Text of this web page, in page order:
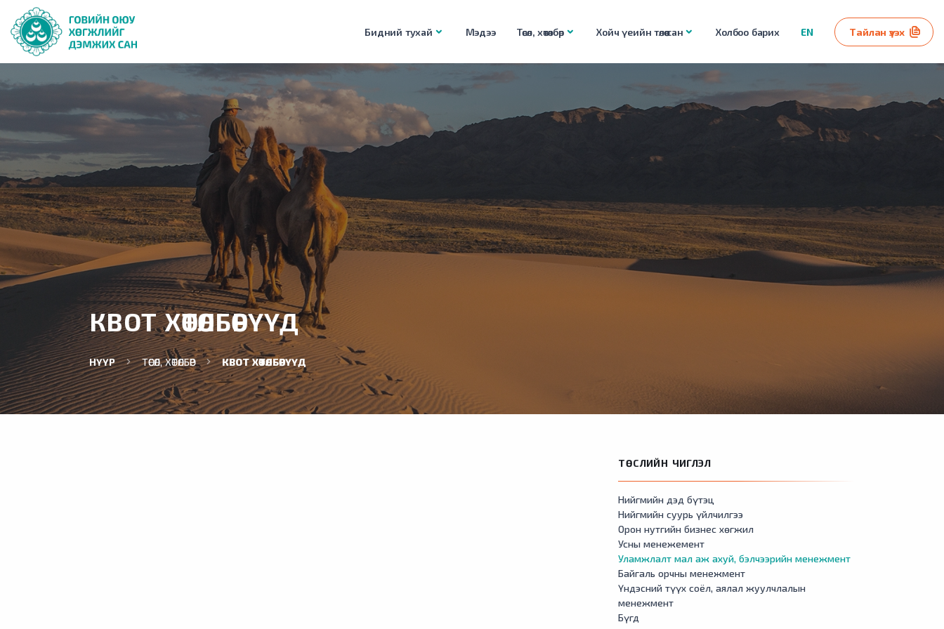
Бидний тухай Мэдээ Төсөл, хөтөлбөр Хойч үеийн төлөө сан Холбоо барих EN Тайлан үзэх
КВОТ ХӨТӨЛБӨРҮҮД
НҮҮР ТӨСӨЛ, ХӨТӨЛБӨР КВОТ ХӨТӨЛБӨРҮҮД
ТӨСЛИЙН ЧИГЛЭЛ
Нийгмийн дэд бүтэц
Нийгмийн суурь үйлчилгээ
Орон нутгийн бизнес хөгжил
Усны менежемент
Уламжлалт мал аж ахуй, бэлчээрийн менежмент
Байгаль орчны менежмент
Үндэсний түүх соёл, аялал жуулчлалын
менежмент
Бүгд